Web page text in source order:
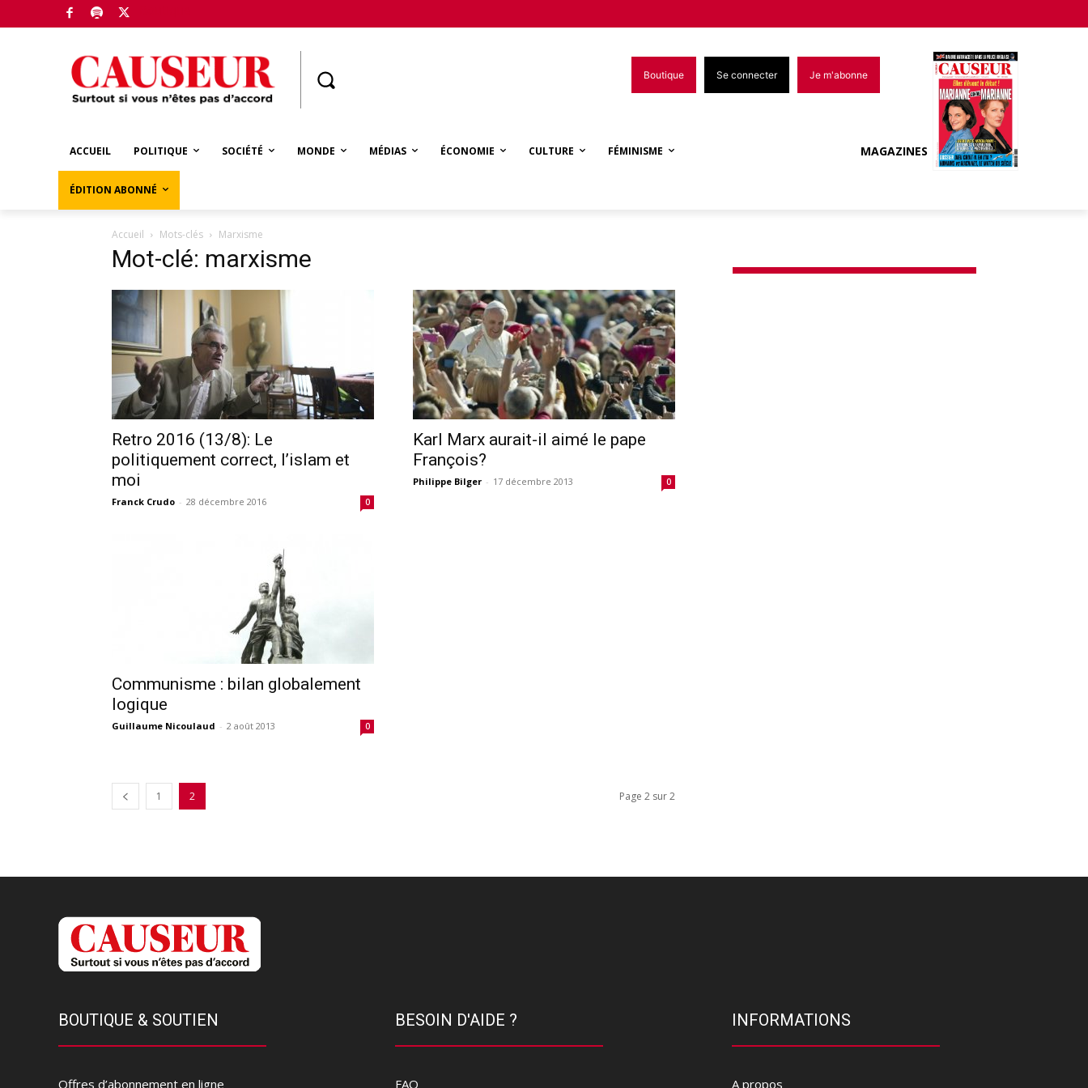
Boutique Se connecter Je m'abonne
ACCUEIL POLITIQUE SOCIÉTÉ MONDE MÉDIAS ÉCONOMIE CULTURE FÉMINISME
ÉDITION ABONNÉ
MAGAZINES
Accueil Mots-clés Marxisme
Mot-clé: marxisme
Retro 2016 (13/8): Le
politiquement correct, l’islam et
moi
Franck Crudo - 28 décembre 2016 0
Karl Marx aurait-il aimé le pape
François?
Philippe Bilger - 17 décembre 2013 0
Communisme : bilan globalement
logique
Guillaume Nicoulaud - 2 août 2013 0
1 2 Page 2 sur 2
BOUTIQUE & SOUTIEN
Offres d’abonnement en ligne
BESOIN D'AIDE ?
FAQ
INFORMATIONS
A propos